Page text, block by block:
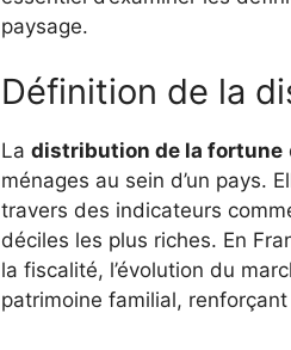
paysage.
Définition de la
La distribution de la fortune
ménages au sein d’un pays.
travers des indicateurs
déciles les plus riches. En
la fiscalité, l’évolution du
patrimoine familial,